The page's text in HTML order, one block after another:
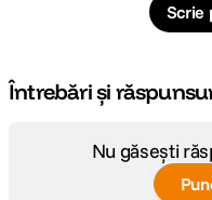
Scrie
Întrebări și
Nu găsești